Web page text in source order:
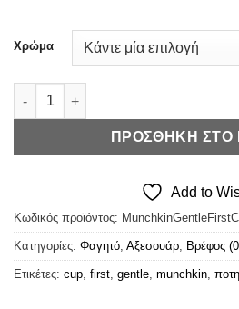
Χρώμα
Munchkin Gentle First Cup - Το 1ο
ΠΡΟΣΘΉΚΗ ΣΤΟ
Add to
Κωδικός προϊόντος:
Κατηγορίες: Φαγητό, Αξεσουάρ, Βρέφος
Ετικέτες: cup, first, gentle, munchkin,